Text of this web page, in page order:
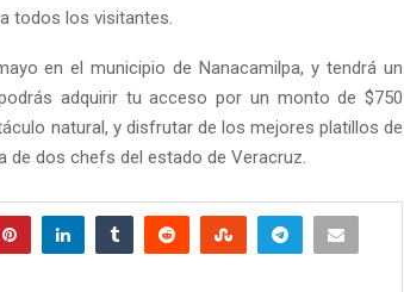
todos los visitantes.
en el municipio de Nanacamilpa, y tendrá un
adquirir tu acceso por un monto de $750
natural, y disfrutar de los mejores platillos de
de dos chefs del estado de Veracruz.